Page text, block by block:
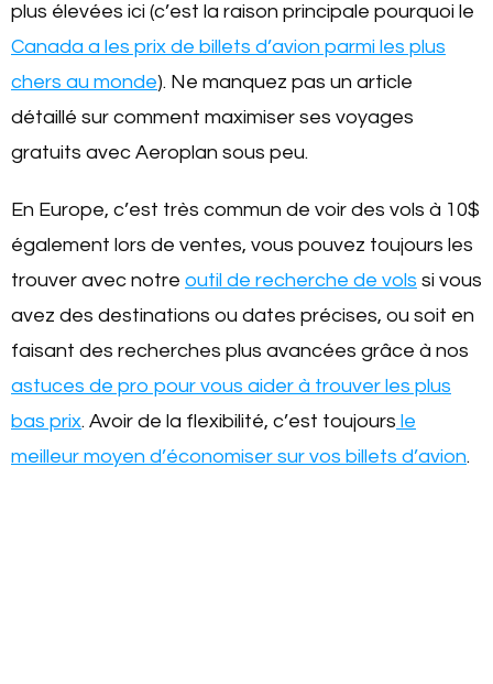
plus élevées ici (c’est la raison principale pourquoi le
Canada a les prix de billets d’avion parmi les plus
chers au monde). Ne manquez pas un article
détaillé sur comment maximiser ses voyages
gratuits avec Aeroplan sous peu.
En Europe, c’est très commun de voir des vols à 10$
également lors de ventes, vous pouvez toujours les
trouver avec notre outil de recherche de vols si vous
avez des destinations ou dates précises, ou soit en
faisant des recherches plus avancées grâce à nos
astuces de pro pour vous aider à trouver les plus
bas prix. Avoir de la flexibilité, c’est toujours le
meilleur moyen d’économiser sur vos billets d’avion.